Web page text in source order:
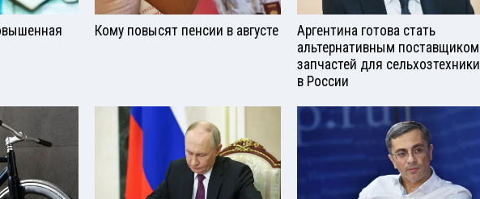
Кому повысят пенсии в августе
Аргентина готова стать
альтернативным поставщиком
запчастей для сельхозтехники
в России